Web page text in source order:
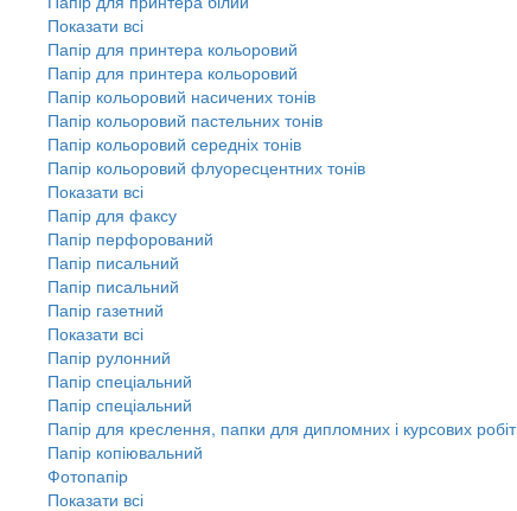
Показати всі
Папір для принтера кольоровий
Папір для принтера кольоровий
Папір кольоровий насичених тонів
Папір кольоровий пастельних тонів
Папір кольоровий середніх тонів
Папір кольоровий флуоресцентних тонів
Показати всі
Папір для факсу
Папір перфорований
Папір писальний
Папір писальний
Папір газетний
Показати всі
Папір рулонний
Папір спеціальний
Папір спеціальний
Папір для креслення, папки для дипломних і курсових робіт
Папір копіювальний
Фотопапір
Показати всі